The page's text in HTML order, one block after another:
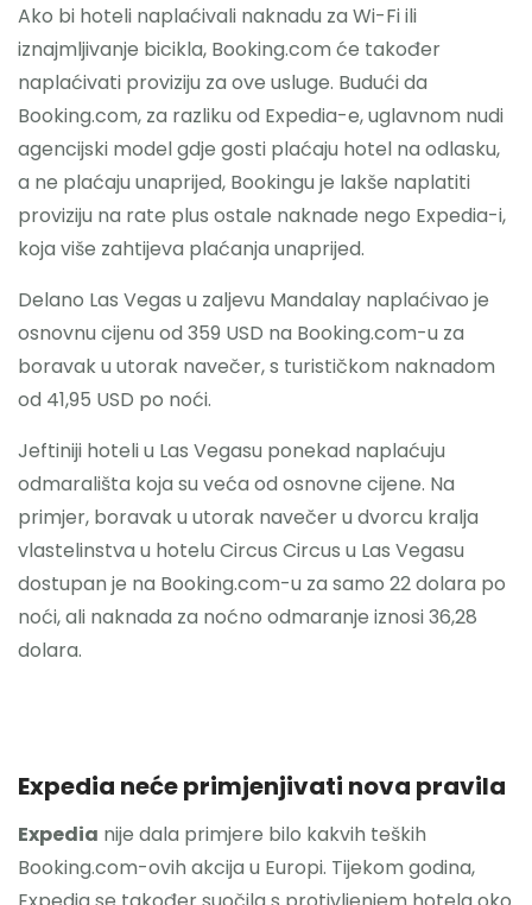
Ako bi hoteli naplaćivali naknadu za Wi-Fi ili
iznajmljivanje bicikla, Booking.com će također
naplaćivati ​​proviziju za ove usluge. Budući da
Booking.com, za razliku od Expedia-e, uglavnom nudi
agencijski model gdje gosti plaćaju hotel na odlasku,
a ne plaćaju unaprijed, Bookingu je lakše naplatiti
proviziju na rate plus ostale naknade nego Expedia-i,
koja više zahtijeva plaćanja unaprijed.
Delano Las Vegas u zaljevu Mandalay naplaćivao je
osnovnu cijenu od 359 USD na Booking.com-u za
boravak u utorak navečer, s turističkom naknadom
od 41,95 USD po noći.
Jeftiniji hoteli u Las Vegasu ponekad naplaćuju
odmarališta koja su veća od osnovne cijene. Na
primjer, boravak u utorak navečer u dvorcu kralja
vlastelinstva u hotelu Circus Circus u Las Vegasu
dostupan je na Booking.com-u za samo 22 dolara po
noći, ali naknada za noćno odmaranje iznosi 36,28
dolara.
Expedia neće primjenjivati nova pravila
Expedia nije dala primjere bilo kakvih teških
Booking.com-ovih akcija u Europi. Tijekom godina,